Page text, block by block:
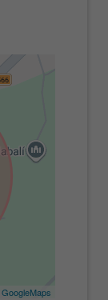
GoogleMaps